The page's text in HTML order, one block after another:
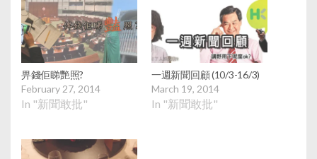
畀錢佢睇艷照?
February 27, 2014
In "新聞敢批"
一週新聞回顧 (10/3-16/3)
March 19, 2014
In "新聞敢批"